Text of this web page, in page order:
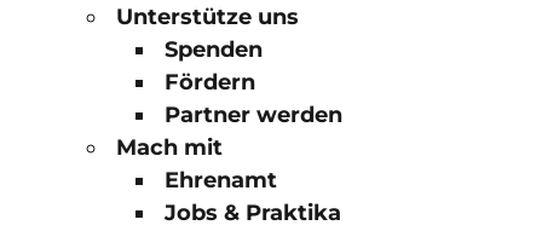
Unterstütze uns
Spenden
Fördern
Partner werden
Mach mit
Ehrenamt
Jobs & Praktika